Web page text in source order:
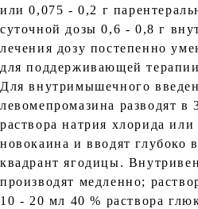
или 0,075 - 0,2 г
суточной дозы 0,6 - 0,8 г
лечения дозу постепенно
для поддерживающей
Для внутримышечного
левомепромазина разводят в
раствора натрия хлорида или
новокаина и вводят глубоко
квадрант ягодицы.
производят медленно;
10 - 20 мл 40 % раствора